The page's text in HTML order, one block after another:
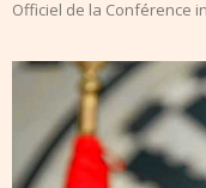
Officiel de la Conférence